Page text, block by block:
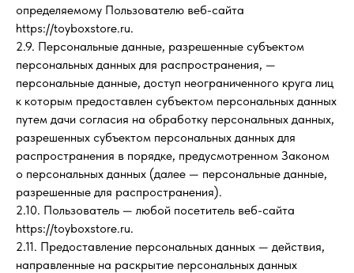
определяемому Пользователю веб-сайта
https://toyboxstore.ru.
2.9. Персональные данные, разрешенные субъектом
персональных данных для распространения, —
персональные данные, доступ неограниченного круга лиц
к которым предоставлен субъектом персональных данных
путем дачи согласия на обработку персональных данных,
разрешенных субъектом персональных данных для
распространения в порядке, предусмотренном Законом
о персональных данных (далее — персональные данные,
разрешенные для распространения).
2.10. Пользователь — любой посетитель веб-сайта
https://toyboxstore.ru.
2.11. Предоставление персональных данных — действия,
направленные на раскрытие персональных данных